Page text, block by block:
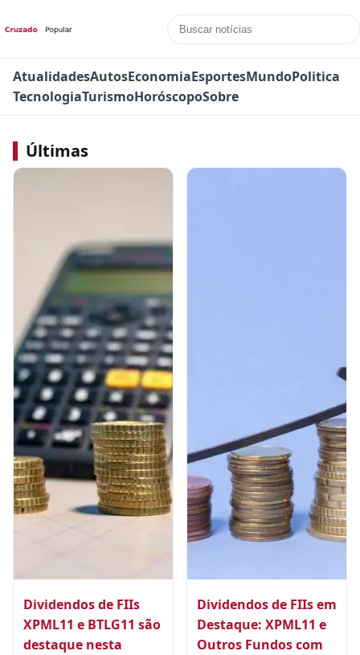
AtualidadesAutosEconomiaEsportesMundoPolitica
TecnologiaTurismoHoróscopoSobre
Últimas
Dividendos de FIIs
XPML11 e BTLG11 são
destaque nesta
Dividendos de FIIs em
Destaque: XPML11 e
Outros Fundos com